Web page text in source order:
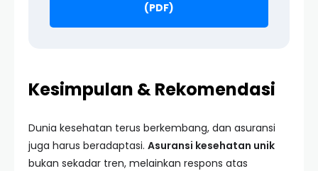
(PDF)
Kesimpulan & Rekomendasi
Dunia kesehatan terus berkembang, dan asuransi
juga harus beradaptasi. Asuransi kesehatan unik
bukan sekadar tren, melainkan respons atas